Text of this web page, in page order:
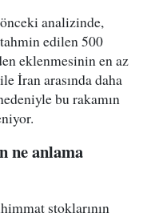
analizinde,
edilen 500
eklenmesinin en az
İran arasında daha
bu rakamın
ne anlama
stoklarının